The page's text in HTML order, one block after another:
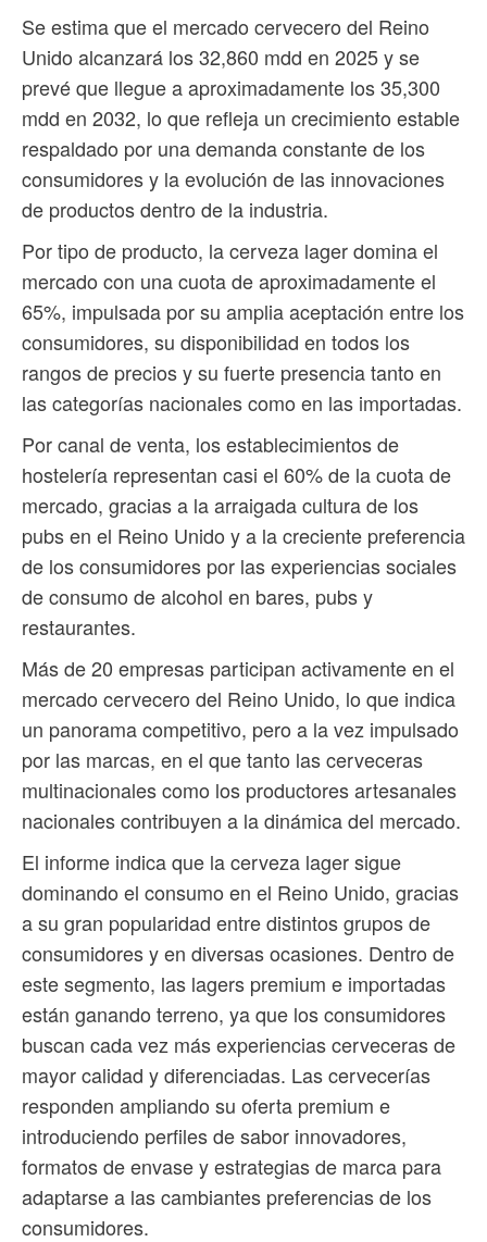
Se estima que el mercado cervecero del Reino
Unido alcanzará los 32,860 mdd en 2025 y se
prevé que llegue a aproximadamente los 35,300
mdd en 2032, lo que refleja un crecimiento estable
respaldado por una demanda constante de los
consumidores y la evolución de las innovaciones
de productos dentro de la industria.
Por tipo de producto, la cerveza lager domina el
mercado con una cuota de aproximadamente el
65%, impulsada por su amplia aceptación entre los
consumidores, su disponibilidad en todos los
rangos de precios y su fuerte presencia tanto en
las categorías nacionales como en las importadas.
Por canal de venta, los establecimientos de
hostelería representan casi el 60% de la cuota de
mercado, gracias a la arraigada cultura de los
pubs en el Reino Unido y a la creciente preferencia
de los consumidores por las experiencias sociales
de consumo de alcohol en bares, pubs y
restaurantes.
Más de 20 empresas participan activamente en el
mercado cervecero del Reino Unido, lo que indica
un panorama competitivo, pero a la vez impulsado
por las marcas, en el que tanto las cerveceras
multinacionales como los productores artesanales
nacionales contribuyen a la dinámica del mercado.
El informe indica que la cerveza lager sigue
dominando el consumo en el Reino Unido, gracias
a su gran popularidad entre distintos grupos de
consumidores y en diversas ocasiones. Dentro de
este segmento, las lagers premium e importadas
están ganando terreno, ya que los consumidores
buscan cada vez más experiencias cerveceras de
mayor calidad y diferenciadas. Las cervecerías
responden ampliando su oferta premium e
introduciendo perfiles de sabor innovadores,
formatos de envase y estrategias de marca para
adaptarse a las cambiantes preferencias de los
consumidores.